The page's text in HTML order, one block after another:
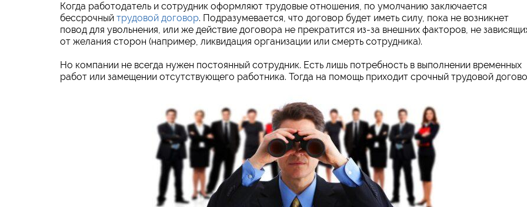
Когда работодатель и сотрудник оформляют трудовые отношения, по умолчанию заключается
бессрочный трудовой договор. Подразумевается, что договор будет иметь силу, пока не возникнет
повод для увольнения, или же действие договора не прекратится из-за внешних факторов, не
от желания сторон (например, ликвидация организации или смерть сотрудника).
Но компании не всегда нужен постоянный сотрудник. Есть лишь потребность в выполнении временных
работ или замещении отсутствующего работника. Тогда на помощь приходит срочный трудовой